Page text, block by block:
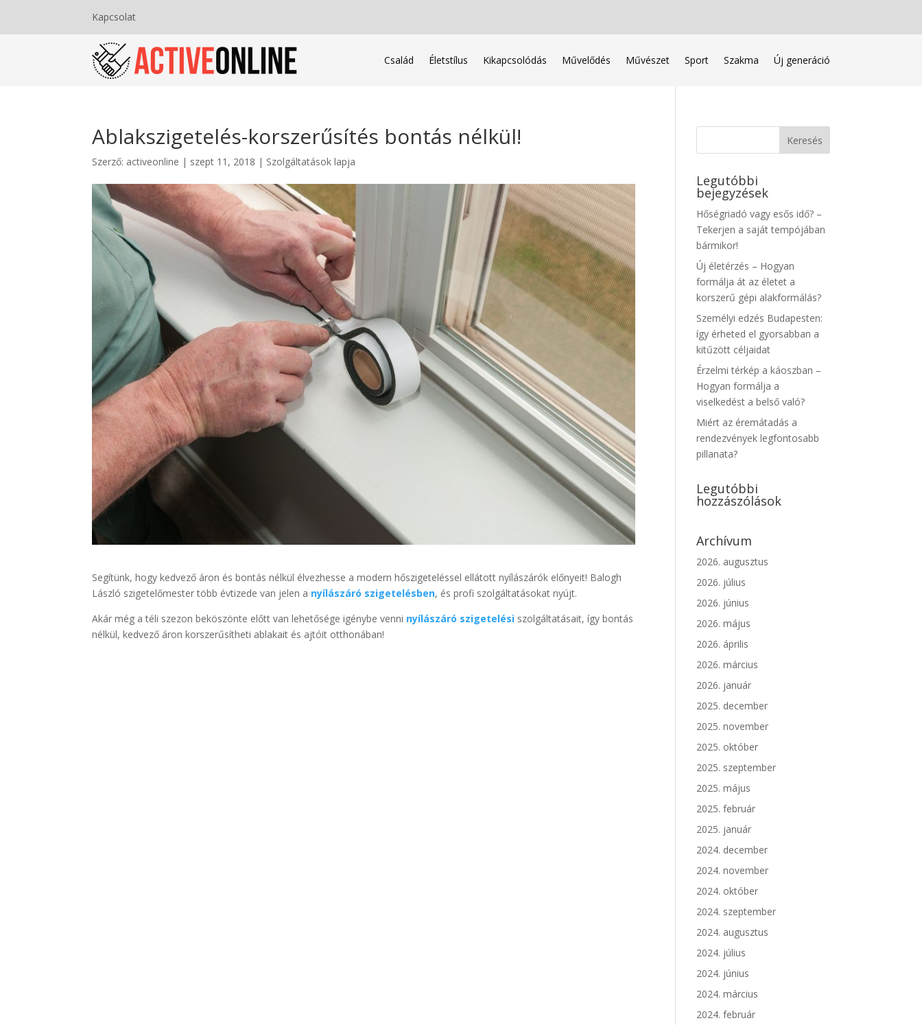
Kapcsolat
Család Életstílus Kikapcsolódás Művelődés Művészet Sport Szakma Új generáció
Ablakszigetelés-korszerűsítés bontás nélkül!
Szerző: activeonline | szept 11, 2018 | Szolgáltatások lapja
Segítünk, hogy kedvező áron és bontás nélkül élvezhesse a modern hőszigeteléssel ellátott nyílászárók előnyeit! Balogh
László szigetelőmester több évtizede van jelen a nyílászáró szigetelésben, és profi szolgáltatásokat nyújt.
Akár még a téli szezon beköszönte előtt van lehetősége igénybe venni nyílászáró szigetelési szolgáltatásait, így bontás
nélkül, kedvező áron korszerűsítheti ablakait és ajtóit otthonában!
Legutóbbi
bejegyzések
Hőségriadó vagy esős idő? –
Tekerjen a saját tempójában
bármikor!
Új életérzés – Hogyan
formálja át az életet a
korszerű gépi alakformálás?
Személyi edzés Budapesten:
így érheted el gyorsabban a
kitűzött céljaidat
Érzelmi térkép a káoszban –
Hogyan formálja a
viselkedést a belső való?
Miért az éremátadás a
rendezvények legfontosabb
pillanata?
Legutóbbi
hozzászólások
Archívum
2026. augusztus
2026. július
2026. június
2026. május
2026. április
2026. március
2026. január
2025. december
2025. november
2025. október
2025. szeptember
2025. május
2025. február
2025. január
2024. december
2024. november
2024. október
2024. szeptember
2024. augusztus
2024. július
2024. június
2024. március
2024. február